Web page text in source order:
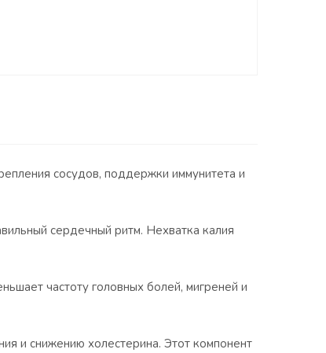
сосудов, поддержки иммунитета и
сердечный ритм. Нехватка калия
частоту головных болей, мигреней и
и снижению холестерина. Этот компонент